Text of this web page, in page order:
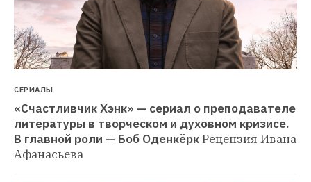
СЕРИАЛЫ
«Счастливчик Хэнк» — сериал о преподавателе
литературы в творческом и духовном кризисе.
В главной роли — Боб ОденкёркРецензия Ивана
Афанасьева